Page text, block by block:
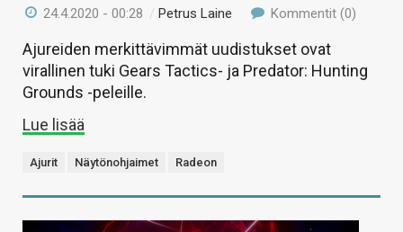
24.4.2020 - 00:28 /Petrus Laine Kommentit (0)
Ajureiden merkittävimmät uudistukset ovat
virallinen tuki Gears Tactics- ja Predator: Hunting
Grounds -peleille.
Lue lisää
Ajurit Näytönohjaimet Radeon